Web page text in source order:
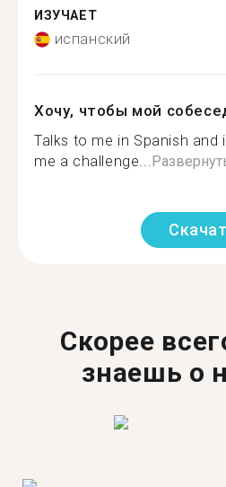
ИЗУЧАЕТ
испанский
Хочу, чтобы мой
Talks to me in Spanish and
me a challenge...
Скорее
знаешь о